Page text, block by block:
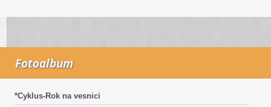
Fotoalbum
*Cyklus-Rok na vesnici